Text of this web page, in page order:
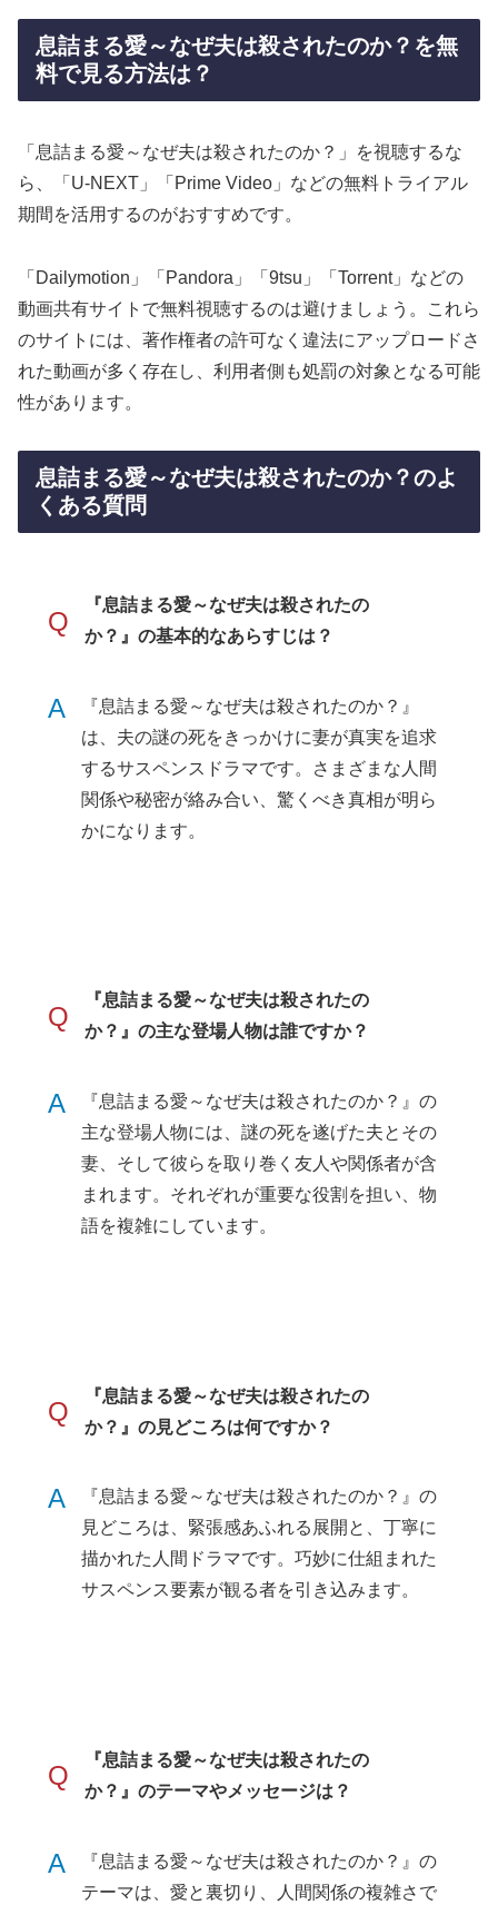
息詰まる愛～なぜ夫は殺されたのか？を無
料で見る方法は？
「息詰まる愛～なぜ夫は殺されたのか？」を視聴するな
ら、「U-NEXT」「Prime Video」などの無料トライアル
期間を活用するのがおすすめです。
「Dailymotion」「Pandora」「9tsu」「Torrent」などの
動画共有サイトで無料視聴するのは避けましょう。これら
のサイトには、著作権者の許可なく違法にアップロードさ
れた動画が多く存在し、利用者側も処罰の対象となる可能
性があります。
息詰まる愛～なぜ夫は殺されたのか？のよ
くある質問
Q
『息詰まる愛～なぜ夫は殺されたの
か？』の基本的なあらすじは？
A
『息詰まる愛～なぜ夫は殺されたのか？』
は、夫の謎の死をきっかけに妻が真実を追求
するサスペンスドラマです。さまざまな人間
関係や秘密が絡み合い、驚くべき真相が明ら
かになります。
Q
『息詰まる愛～なぜ夫は殺されたの
か？』の主な登場人物は誰ですか？
A
『息詰まる愛～なぜ夫は殺されたのか？』の
主な登場人物には、謎の死を遂げた夫とその
妻、そして彼らを取り巻く友人や関係者が含
まれます。それぞれが重要な役割を担い、物
語を複雑にしています。
Q
『息詰まる愛～なぜ夫は殺されたの
か？』の見どころは何ですか？
A
『息詰まる愛～なぜ夫は殺されたのか？』の
見どころは、緊張感あふれる展開と、丁寧に
描かれた人間ドラマです。巧妙に仕組まれた
サスペンス要素が観る者を引き込みます。
Q
『息詰まる愛～なぜ夫は殺されたの
か？』のテーマやメッセージは？
A
『息詰まる愛～なぜ夫は殺されたのか？』の
テーマは、愛と裏切り、人間関係の複雑さで